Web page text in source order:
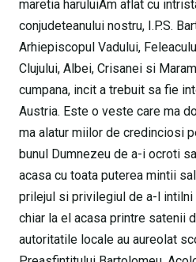
maretia haruluiAm aflat cu
conjudeteanului nostru, I.P.S.
Arhiepiscopul Vadului,
Clujului, Albei, Crisanei si
cumpana, incit a trebuit sa fie
Austria. Este o veste care ma
ma alatur miilor de credinciosi
bunul Dumnezeu de a-i ocroti
acasa cu toata puterea mintii
prilejul si privilegiul de a-l intilni
chiar la el acasa printre satenii
autoritatile locale au aureolat